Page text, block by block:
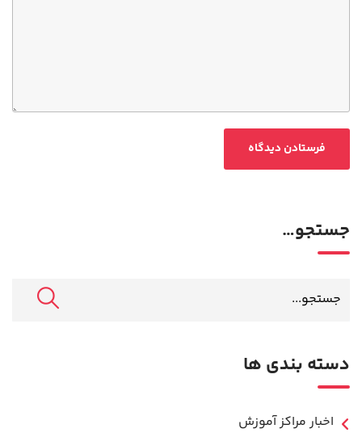
جستجو…
دسته بندی ها
اخبار مراکز آموزش